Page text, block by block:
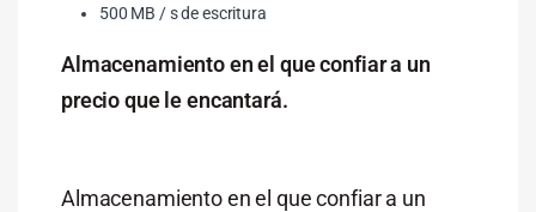
500 MB / s de escritura
Almacenamiento en el que confiar a un
precio que le encantará.
Almacenamiento en el que confiar a un